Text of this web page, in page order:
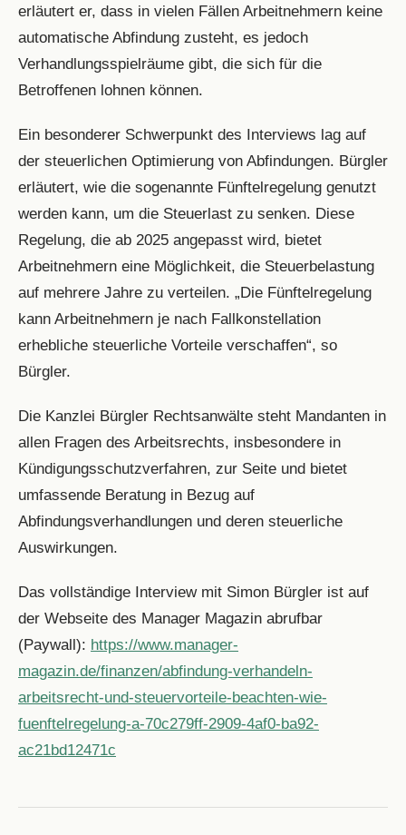
erläutert er, dass in vielen Fällen Arbeitnehmern keine
automatische Abfindung zusteht, es jedoch
Verhandlungsspielräume gibt, die sich für die
Betroffenen lohnen können.
Ein besonderer Schwerpunkt des Interviews lag auf
der steuerlichen Optimierung von Abfindungen. Bürgler
erläutert, wie die sogenannte Fünftelregelung genutzt
werden kann, um die Steuerlast zu senken. Diese
Regelung, die ab 2025 angepasst wird, bietet
Arbeitnehmern eine Möglichkeit, die Steuerbelastung
auf mehrere Jahre zu verteilen. „Die Fünftelregelung
kann Arbeitnehmern je nach Fallkonstellation
erhebliche steuerliche Vorteile verschaffen“, so
Bürgler.
Die Kanzlei Bürgler Rechtsanwälte steht Mandanten in
allen Fragen des Arbeitsrechts, insbesondere in
Kündigungsschutzverfahren, zur Seite und bietet
umfassende Beratung in Bezug auf
Abfindungsverhandlungen und deren steuerliche
Auswirkungen.
Das vollständige Interview mit Simon Bürgler ist auf
der Webseite des Manager Magazin abrufbar
(Paywall): https://www.manager-
magazin.de/finanzen/abfindung-verhandeln-
arbeitsrecht-und-steuervorteile-beachten-wie-
fuenftelregelung-a-70c279ff-2909-4af0-ba92-
ac21bd12471c